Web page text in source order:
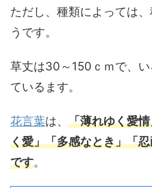
ただし、種類によっては
うです。
草丈は30～150ｃｍで、
ているます。
花言葉は、 「薄れゆく愛
く愛」「多感なとき」「
です。